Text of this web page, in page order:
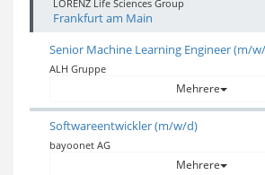
LORENZ Life Sciences Group
Frankfurt am Main
Senior Machine Learning Engineer (m/
ALH Gruppe
Mehrere
Softwareentwickler (m/w/d)
bayoonet AG
Mehrere